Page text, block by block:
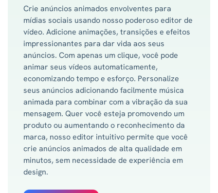
Crie anúncios animados envolventes para
mídias sociais usando nosso poderoso editor de
vídeo. Adicione animações, transições e efeitos
impressionantes para dar vida aos seus
anúncios. Com apenas um clique, você pode
animar seus vídeos automaticamente,
economizando tempo e esforço. Personalize
seus anúncios adicionando facilmente música
animada para combinar com a vibração da sua
mensagem. Quer você esteja promovendo um
produto ou aumentando o reconhecimento da
marca, nosso editor intuitivo permite que você
crie anúncios animados de alta qualidade em
minutos, sem necessidade de experiência em
design.